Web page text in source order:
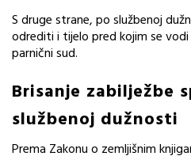
S druge strane, po službenoj
odrediti i tijelo pred kojim se
parnični sud.
Brisanje zabilježbe
službenoj dužnosti
Prema Zakonu o zemljišnim